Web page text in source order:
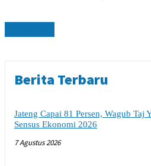
Berita Terbaru
Jateng Capai 81 Persen, Wagub Taj
Sensus Ekonomi 2026
7 Agustus 2026